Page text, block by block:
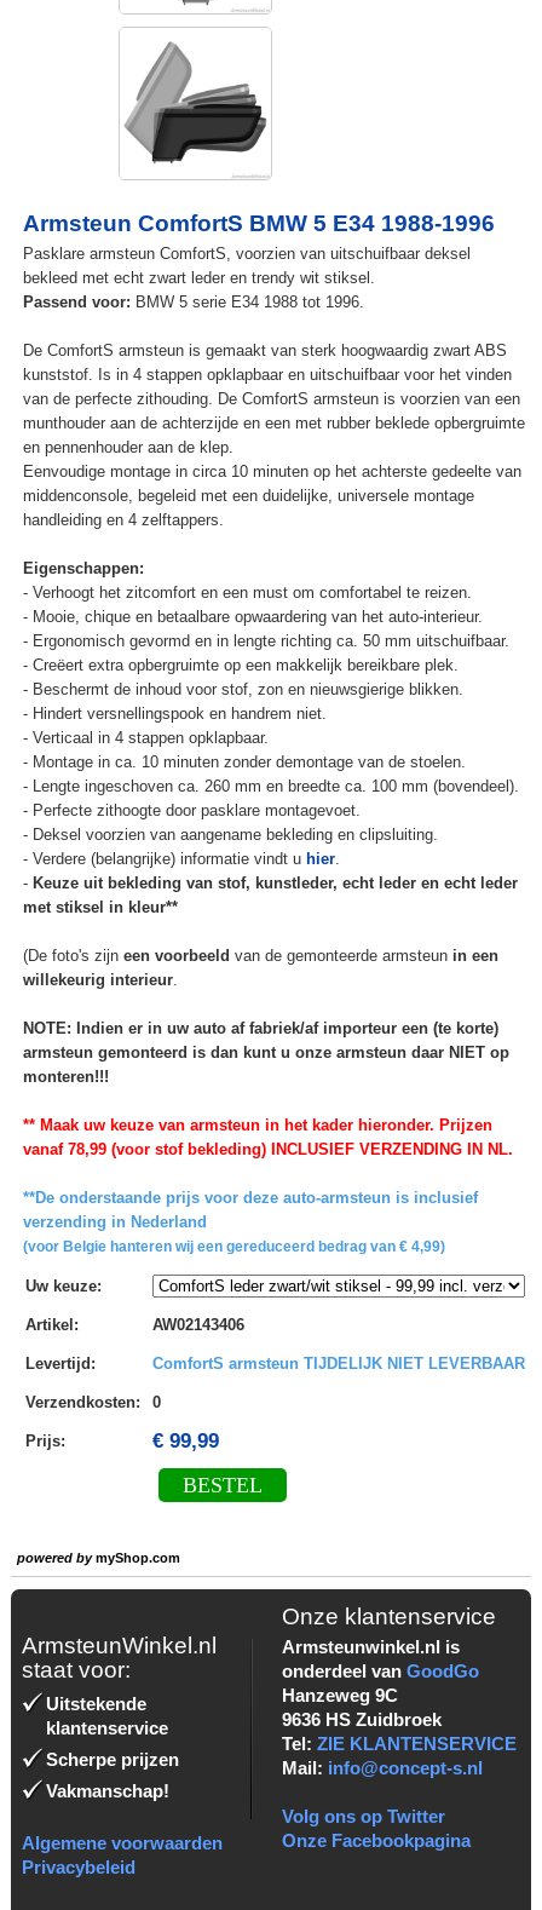
Armsteun ComfortS BMW 5 E34 1988-1996
Pasklare armsteun ComfortS, voorzien van uitschuifbaar deksel
bekleed met echt zwart leder en trendy wit stiksel.
Passend voor: BMW 5 serie E34 1988 tot 1996.
De ComfortS armsteun is gemaakt van sterk hoogwaardig zwart ABS
kunststof. Is in 4 stappen opklapbaar en uitschuifbaar voor het vinden
van de perfecte zithouding. De ComfortS armsteun is voorzien van een
munthouder aan de achterzijde en een met rubber beklede opbergruimte
en pennenhouder aan de klep.
Eenvoudige montage in circa 10 minuten op het achterste gedeelte van
middenconsole, begeleid met een duidelijke, universele montage
handleiding en 4 zelftappers.
Eigenschappen:
- Verhoogt het zitcomfort en een must om comfortabel te reizen.
- Mooie, chique en betaalbare opwaardering van het auto-interieur.
- Ergonomisch gevormd en in lengte richting ca. 50 mm uitschuifbaar.
- Creëert extra opbergruimte op een makkelijk bereikbare plek.
- Beschermt de inhoud voor stof, zon en nieuwsgierige blikken.
- Hindert versnellingspook en handrem niet.
- Verticaal in 4 stappen opklapbaar.
- Montage in ca. 10 minuten zonder demontage van de stoelen.
- Lengte ingeschoven ca. 260 mm en breedte ca. 100 mm (bovendeel).
- Perfecte zithoogte door pasklare montagevoet.
- Deksel voorzien van aangename bekleding en clipsluiting.
- Verdere (belangrijke) informatie vindt u hier.
- Keuze uit bekleding van stof, kunstleder, echt leder en echt leder
met stiksel in kleur**
(De foto's zijn een voorbeeld van de gemonteerde armsteun in een
willekeurig interieur.
NOTE: Indien er in uw auto af fabriek/af importeur een (te korte)
armsteun gemonteerd is dan kunt u onze armsteun daar NIET op
monteren!!!
** Maak uw keuze van armsteun in het kader hieronder. Prijzen
vanaf 78,99 (voor stof bekleding) INCLUSIEF VERZENDING IN NL.
**De onderstaande prijs voor deze auto-armsteun is inclusief
verzending in Nederland
(voor Belgie hanteren wij een gereduceerd bedrag van € 4,99)
Uw keuze:
Artikel : AW02143406
Levertijd : ComfortS armsteun TIJDELIJK NIET LEVERBAAR
Verzendkosten: 0
Prijs: € 99,99
BESTEL
powered bymyShop.com
ArmsteunWinkel.nl
staat voor:
Uitstekende
klantenservice
Scherpe prijzen
Vakmanschap!
Algemene voorwaarden
Privacybeleid
Onze klantenservice
Armsteunwinkel.nl is
onderdeel van GoodGo
Hanzeweg 9C
9636 HS Zuidbroek
Tel: ZIE KLANTENSERVICE
Mail: info@concept-s.nl
Volg ons op Twitter
Onze Facebookpagina